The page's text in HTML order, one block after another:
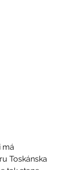
má
Toskánska